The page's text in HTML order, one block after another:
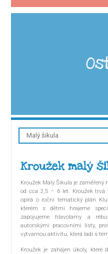
Kroužek malý
Kroužek Malý Šikula je
od cca 2,5 – 6 let. Kroužek
opírá o roční tematický plán
kterém s dětmi hrajeme
zapojujeme hlavolamy a
autorskými pracovními listy,
výtvarnou aktivitu, která ladí s
Kroužek je zahájen úkoly,